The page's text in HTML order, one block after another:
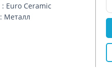
Euro Ceramic
Металл